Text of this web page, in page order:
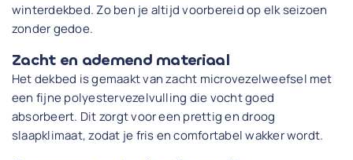
winterdekbed. Zo ben je altijd voorbereid op elk seizoen
zonder gedoe.
Zacht en ademend materiaal
Het dekbed is gemaakt van zacht microvezelweefsel met
een fijne polyestervezelvulling die vocht goed
absorbeert. Dit zorgt voor een prettig en droog
slaapklimaat, zodat je fris en comfortabel wakker wordt.